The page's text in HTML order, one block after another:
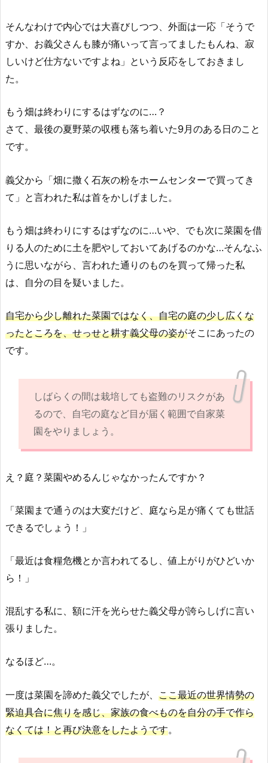
そんなわけで内心では大喜びしつつ、外面は一応「そうで
すか、お義父さんも膝が痛いって言ってましたもんね、寂
しいけど仕方ないですよね」という反応をしておきまし
た。
もう畑は終わりにするはずなのに…？
さて、最後の夏野菜の収穫も落ち着いた9月のある日のこと
です。
義父から「畑に撒く石灰の粉をホームセンターで買ってき
て」と言われた私は首をかしげました。
もう畑は終わりにするはずなのに…いや、でも次に菜園を借
りる人のために土を肥やしておいてあげるのかな…そんなふ
うに思いながら、言われた通りのものを買って帰った私
は、自分の目を疑いました。
自宅から少し離れた菜園ではなく、自宅の庭の少し広くな
ったところを、せっせと耕す義父母の姿がそこにあったの
です。
しばらくの間は栽培しても盗難のリスクがあ
るので、自宅の庭など目が届く範囲で自家菜
園をやりましょう。
え？庭？菜園やめるんじゃなかったんですか？
「菜園まで通うのは大変だけど、庭なら足が痛くても世話
できるでしょう！」
「最近は食糧危機とか言われてるし、値上がりがひどいか
ら！」
混乱する私に、額に汗を光らせた義父母が誇らしげに言い
張りました。
なるほど…。
一度は菜園を諦めた義父でしたが、 ここ最近の世界情勢の
緊迫具合に焦りを感じ、家族の食べものを自分の手で作ら
なくては！と再び決意をしたようです。